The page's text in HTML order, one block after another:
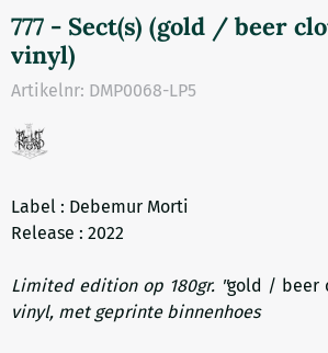
777 - Sect(s) (gold / beer
vinyl)
Artikelnr: DMP0068-LP5
Label : Debemur Morti
Release : 2022
Limited edition op 180gr. "gold / beer
vinyl, met geprinte binnenhoes